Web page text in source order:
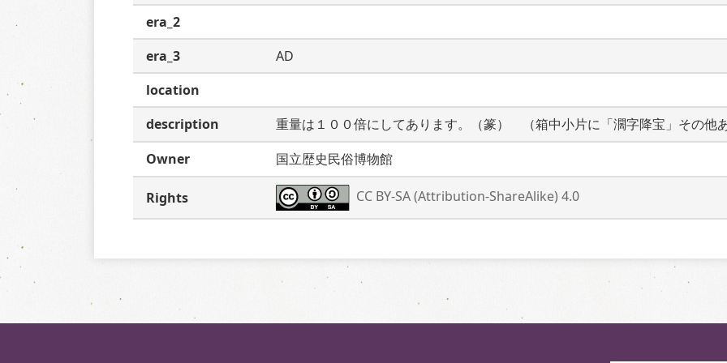
era_2
era_3
AD
location
description
重量は１００倍にしてあります。（篆）　（箱中小片に「濶字降宝」その他
Owner
国立歴史民俗博物館
Rights CC BY-SA (Attribution-ShareAlike) 4.0